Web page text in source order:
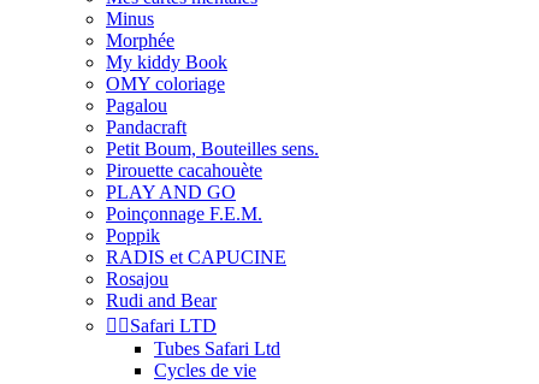
Minus
Morphée
My kiddy Book
OMY coloriage
Pagalou
Pandacraft
Petit Boum, Bouteilles sens.
Pirouette cacahouète
PLAY AND GO
Poinçonnage F.E.M.
Poppik
RADIS et CAPUCINE
Rosajou
Rudi and Bear
 Safari LTD
Tubes Safari Ltd
Cycles de vie